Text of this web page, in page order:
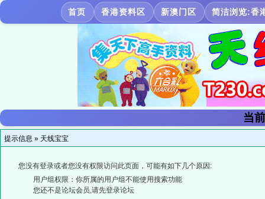
首页 香港资料区 新澳门区 简洁浏览:香
当
提示信息 » 天线宝宝
您没有登录或者您没有权限访问此页面，可能有如下几个原因:
用户组权限：你所属的用户组不能使用搜索功能
您还不是论坛会员,请先登录论坛